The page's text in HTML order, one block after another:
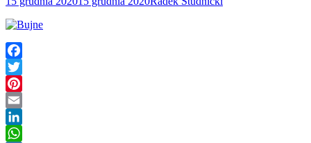
Facebook
Twitter
Pinterest
Email
LinkedIn